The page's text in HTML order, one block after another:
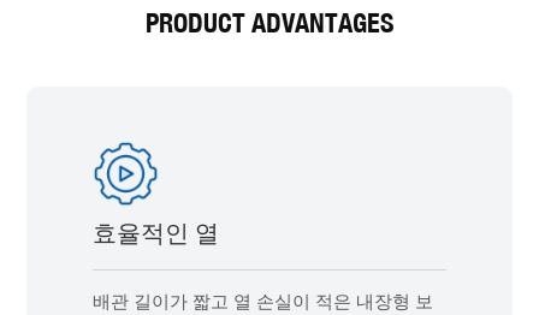
PRODUCT ADVANTAGES
효율적인 열
배관 길이가 짧고 열 손실이 적은 내장형 보